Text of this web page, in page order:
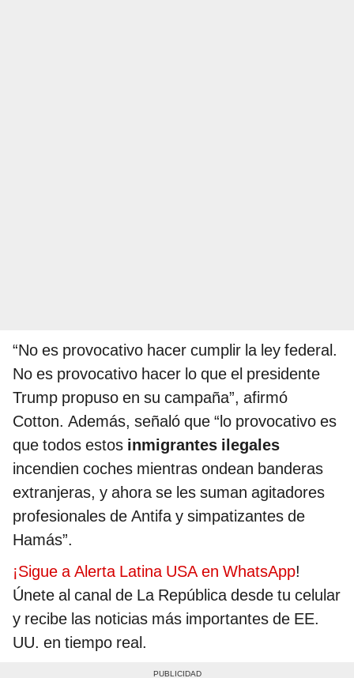
“No es provocativo hacer cumplir la ley federal.
No es provocativo hacer lo que el presidente
Trump propuso en su campaña”, afirmó
Cotton. Además, señaló que “lo provocativo es
que todos estos inmigrantes ilegales
incendien coches mientras ondean banderas
extranjeras, y ahora se les suman agitadores
profesionales de Antifa y simpatizantes de
Hamás”.
¡Sigue a Alerta Latina USA en WhatsApp!
Únete al canal de La República desde tu celular
y recibe las noticias más importantes de EE.
UU. en tiempo real.